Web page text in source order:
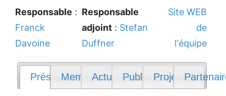
Responsable :
Franck
Davoine
Responsable
adjoint : Stefan
Duffner
Site WEB
de
l'équipe
PrésentationMembresActualitésPublications
Projets